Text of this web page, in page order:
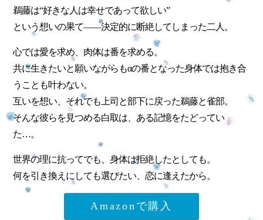
鵜藤は“好きな人は幸せであって欲しい”
という想いの果て――決定的に断絶してしまった二人。
心では愛を求め、肉体は番を求める。
共に生きたいと願いながらもαの番となった身体では抱き合
うことも叶わない。
互いを想い、それでも上司と部下に戻った鵜藤と雀部。
そんな彼らを見つめる白取は、ある記憶をたどってい
た…。
世界の理に抗ってでも、身体は拒絶したとしても。
何を引き換えにしても選びたい、恋に逢えたから。
Amazonで購入